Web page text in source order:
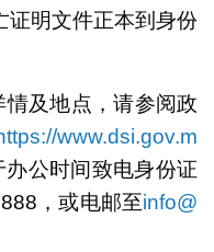
证明文件正本到身份
及地点，请参阅政
www.dsi.gov.m
公时间致电身份证
，或电邮至info@